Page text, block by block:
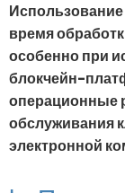
время
особенно при
блокчейн-
операционные
обслуживания
электронной